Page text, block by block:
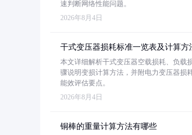
速判断网络性能问题。
2026年8月4日
干式变压器损耗标准一览表及计算方
本文详细解析干式变压器空载损耗、负载
骤说明变损计算方法，并附电力变压器损
能效评估要点。
2026年8月4日
铜棒的重量计算方法有哪些